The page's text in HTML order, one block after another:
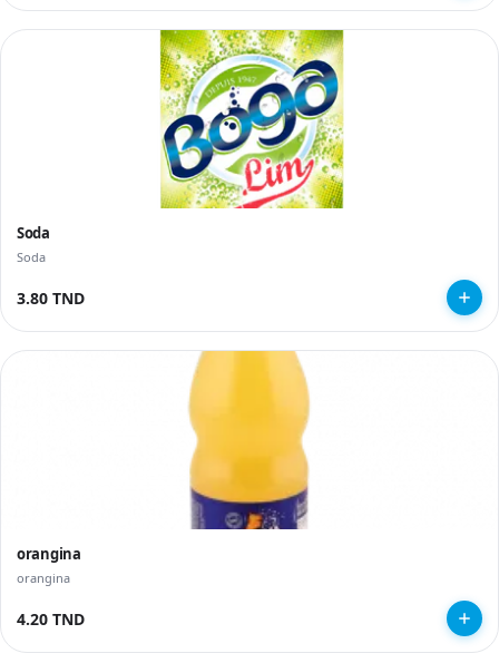
Soda
Soda
3.80 TND
orangina
orangina
4.20 TND